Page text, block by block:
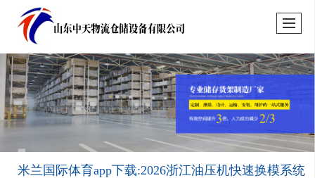
米兰国际体育app下载:2026浙江油压机快速换模系统